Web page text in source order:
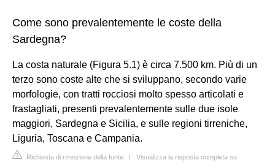
Come sono prevalentemente le coste della
Sardegna?
La costa naturale (Figura 5.1) è circa 7.500 km. Più di un
terzo sono coste alte che si sviluppano, secondo varie
morfologie, con tratti rocciosi molto spesso articolati e
frastagliati, presenti prevalentemente sulle due isole
maggiori, Sardegna e Sicilia, e sulle regioni tirreniche,
Liguria, Toscana e Campania.
Richiesta di rimozione della fonte | Visualizza la risposta completa su